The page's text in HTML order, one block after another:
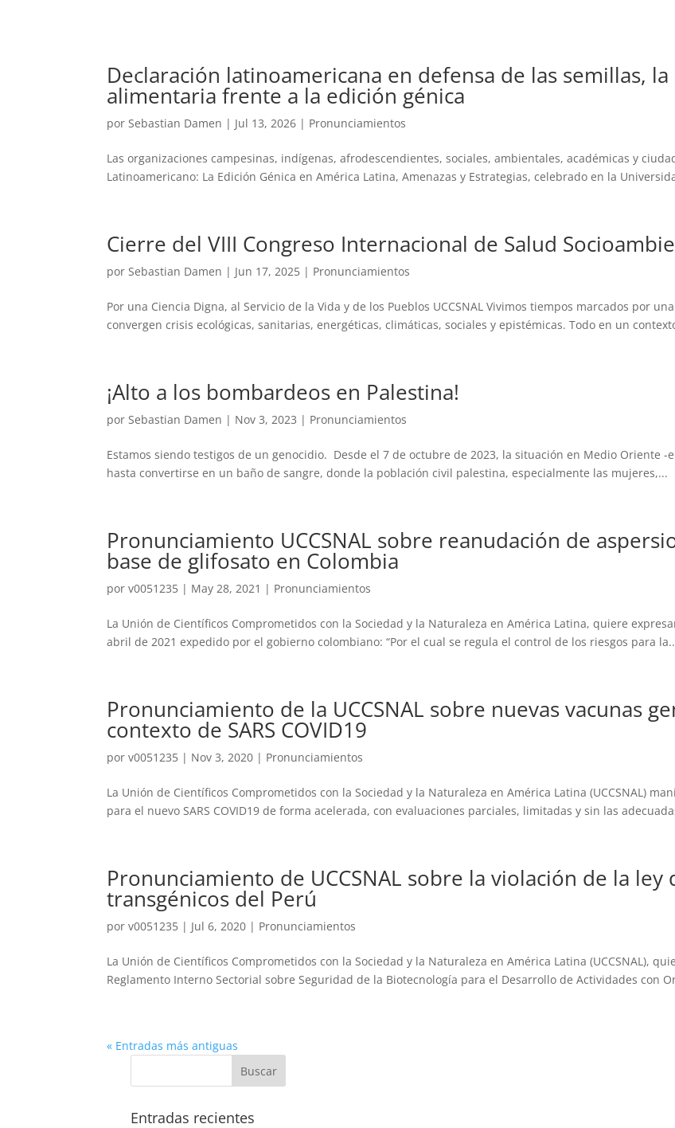
Declaración latinoamericana en defensa de las semillas,
alimentaria frente a la edición génica
porSebastian Damen | Jul 13, 2026 | Pronunciamientos
Las organizaciones campesinas, indígenas, afrodescendientes, sociales, ambientales, académicas y
Latinoamericano: La Edición Génica en América Latina, Amenazas y Estrategias, celebrado en la
Cierre del VIII Congreso Internacional de Salud
porSebastian Damen | Jun 17, 2025 | Pronunciamientos
Por una Ciencia Digna, al Servicio de la Vida y de los Pueblos UCCSNAL Vivimos tiempos marcados por
convergen crisis ecológicas, sanitarias, energéticas, climáticas, sociales y epistémicas. Todo en un
¡Alto a los bombardeos en Palestina!
porSebastian Damen | Nov 3, 2023 | Pronunciamientos
Estamos siendo testigos de un genocidio. Desde el 7 de octubre de 2023, la situación en Medio Oriente
hasta convertirse en un baño de sangre, donde la población civil palestina, especialmente las mujeres,...
Pronunciamiento UCCSNAL sobre reanudación de
base de glifosato en Colombia
porv0051235 | May 28, 2021 | Pronunciamientos
La Unión de Científicos Comprometidos con la Sociedad y la Naturaleza en América Latina, quiere
abril de 2021 expedido por el gobierno colombiano: “Por el cual se regula el control de los riesgos para
Pronunciamiento de la UCCSNAL sobre nuevas vacunas
contexto de SARS COVID19
porv0051235 | Nov 3, 2020 | Pronunciamientos
La Unión de Científicos Comprometidos con la Sociedad y la Naturaleza en América Latina (UCCSNAL)
para el nuevo SARS COVID19 de forma acelerada, con evaluaciones parciales, limitadas y sin las
Pronunciamiento de UCCSNAL sobre la violación de la
transgénicos del Perú
porv0051235 | Jul 6, 2020 | Pronunciamientos
La Unión de Científicos Comprometidos con la Sociedad y la Naturaleza en América Latina (UCCSNAL),
Reglamento Interno Sectorial sobre Seguridad de la Biotecnología para el Desarrollo de Actividades con
« Entradas más antiguas
Entradas recientes